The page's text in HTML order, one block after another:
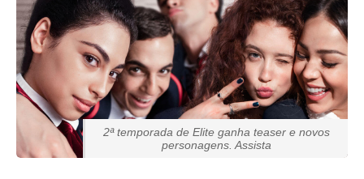
2ª temporada de Elite ganha teaser e novos
personagens. Assista